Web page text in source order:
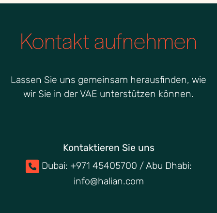
Kontakt aufnehmen
Lassen Sie uns gemeinsam herausfinden, wie
wir Sie in der VAE unterstützen können.
Kontaktieren Sie uns
Dubai: +971 45405700 / Abu Dhabi:
info@halian.com